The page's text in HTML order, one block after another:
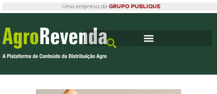
Uma empresa do GRUPO PUBLIQUE